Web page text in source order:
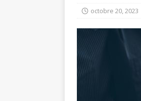
octobre 20, 2023